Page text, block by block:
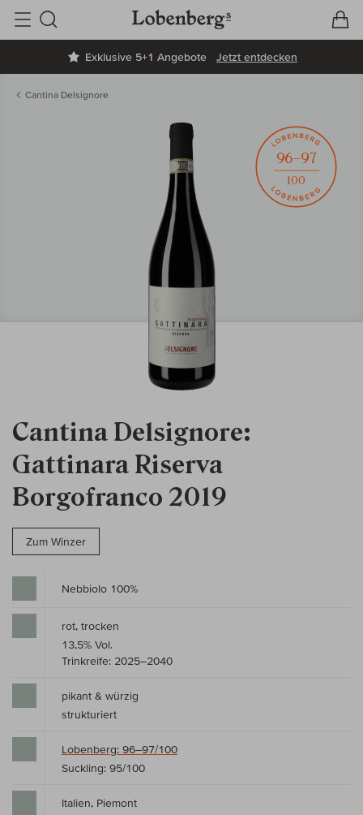
Exklusive 5+1 Angebote Jetzt entdecken
Suche
Cantina Delsignore
Cantina Delsignore:
Gattinara Riserva
Borgofranco 2019
Zum Winzer
96–97
100
Nebbiolo 100%
rot, trocken
13,5% Vol.
Trinkreife: 2025–2040
pikant & würzig
strukturiert
Lobenberg: 96–97/100
Suckling: 95/100
Italien, Piemont